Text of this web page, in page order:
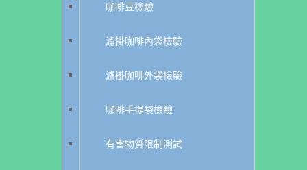
咖啡豆檢驗
濾掛咖啡內袋檢驗
濾掛咖啡外袋檢驗
咖啡手提袋檢驗
有害物質限制測試